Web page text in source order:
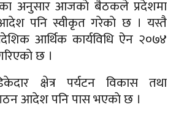
अनुसार आजकाे बैठकले प्रदेशमा
पनि स्वीकृत गरेकाे छ । यस्तै
आर्थिक कार्यविधि ऐन २०७४
छ ।
क्षेत्र पर्यटन विकास तथा
आदेश पनि पास भएकाे छ ।